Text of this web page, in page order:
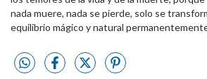
nada muere, nada se pierde, solo se
equilibrio mágico y natural